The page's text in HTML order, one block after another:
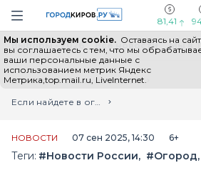
Навигация сайта
81,41
Мы используем cookie. Оставаясь на
вы соглашаетесь с тем, что мы
ваши персональные данные с
использованием метрик Яндекс
Метрика,top.mail.ru, LiveInternet.
Выборы - 2026 Все новости Мы в
Главная
Лента новостей
Если найдете в огороде это растение, удаляйте его немедленно — иначе беда
НОВОСТИ 07 сен 2025, 14:30 6+
Теги: #Новости России #Огород